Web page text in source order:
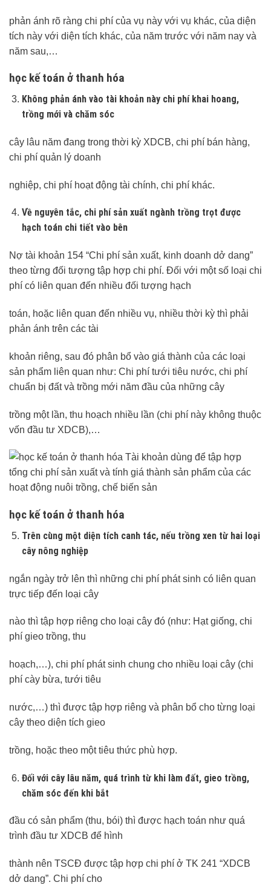
phản ánh rõ ràng chi phí của vụ này với vụ khác, của diện
tích này với diện tích khác, của năm trước với năm nay và
năm sau,…
học kế toán ở thanh hóa
Không phản ánh vào tài khoản này chi phí khai hoang,
trồng mới và chăm sóc
cây lâu năm đang trong thời kỳ XDCB, chi phí bán hàng,
chi phí quản lý doanh
nghiệp, chi phí hoạt động tài chính, chi phí khác.
Về nguyên tắc, chi phí sản xuất ngành trồng trọt được
hạch toán chi tiết vào bên
Nợ tài khoản 154 “Chi phí sản xuất, kinh doanh dở dang”
theo từng đối tượng tập hợp chi phí. Đối với một số loại chi
phí có liên quan đến nhiều đối tượng hạch
toán, hoặc liên quan đến nhiều vụ, nhiều thời kỳ thì phải
phản ánh trên các tài
khoản riêng, sau đó phân bổ vào giá thành của các loại
sản phẩm liên quan như: Chi phí tưới tiêu nước, chi phí
chuẩn bị đất và trồng mới năm đầu của những cây
trồng một lần, thu hoạch nhiều lần (chi phí này không thuộc
vốn đầu tư XDCB),…
học kế toán ở thanh hóa
Trên cùng một diện tích canh tác, nếu trồng xen từ hai loại
cây nông nghiệp
ngắn ngày trở lên thì những chi phí phát sinh có liên quan
trực tiếp đến loại cây
nào thì tập hợp riêng cho loại cây đó (như: Hạt giống, chi
phí gieo trồng, thu
hoạch,…), chi phí phát sinh chung cho nhiều loại cây (chi
phí cày bừa, tưới tiêu
nước,…) thì được tập hợp riêng và phân bổ cho từng loại
cây theo diện tích gieo
trồng, hoặc theo một tiêu thức phù hợp.
Đối với cây lâu năm, quá trình từ khi làm đất, gieo trồng,
chăm sóc đến khi bắt
đầu có sản phẩm (thu, bói) thì được hạch toán như quá
trình đầu tư XDCB để hình
thành nên TSCĐ được tập hợp chi phí ở TK 241 “XDCB
dở dang”. Chi phí cho